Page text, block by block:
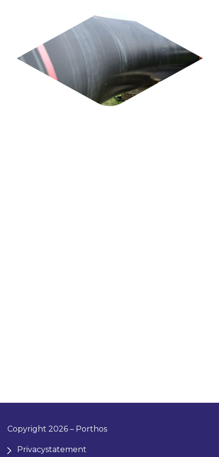
Copyright 2026 – Porthos
Privacystatement